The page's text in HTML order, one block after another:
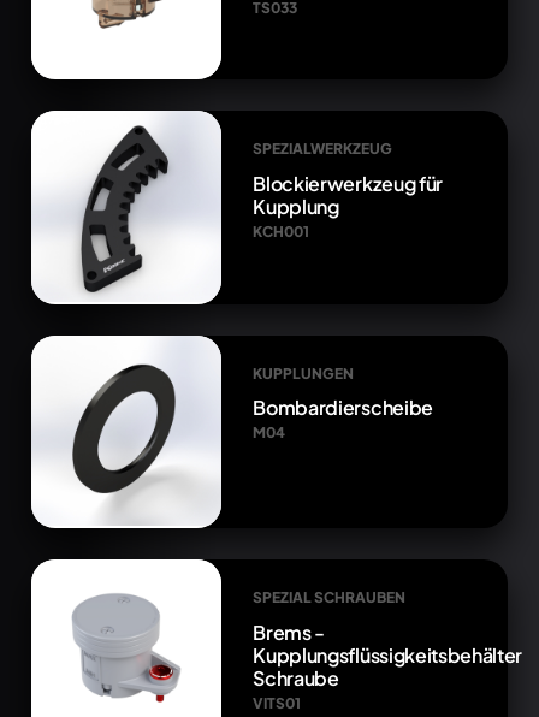
TS033
SPEZIALWERKZEUG
Blockierwerkzeug für
Kupplung
KCH001
KUPPLUNGEN
Bombardierscheibe
M04
SPEZIAL SCHRAUBEN
Brems -
Kupplungsflüssigkeitsbehälter
Schraube
VITS01